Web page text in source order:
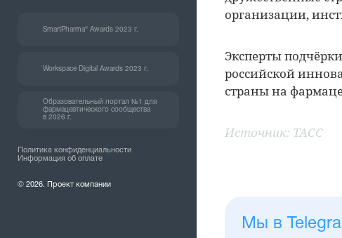
SmartPharma® Awards 2023 г.
Workspace Digital Awards 2023 г.
Образовательный портал №1 для
фармацевтического сообщества
в 2026 г.
Политика конфиденциальности
Информация об оплате
© 2026. Проект компании
организации,
Эксперты
российской
страны на
Источник: ТАСС
Мы в